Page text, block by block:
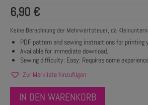
6,90 €
Keine Berechnung der Mehrwertsteuer, da
PDF pattern and sewing instructions for printing
Available for immediate download.
Sewing difficulty: Easy: Requires some
Zur Merkliste hinzufügen
IN DEN WARENKORB